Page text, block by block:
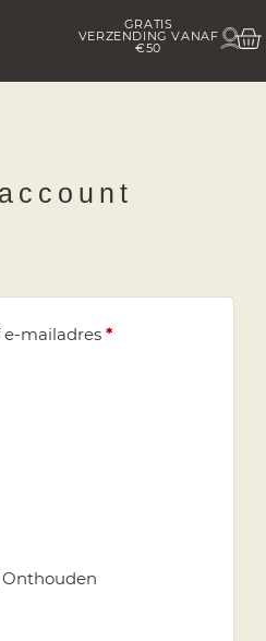
GRATIS
VERZENDING VANAF
€50
In
mailadres *
Onthouden